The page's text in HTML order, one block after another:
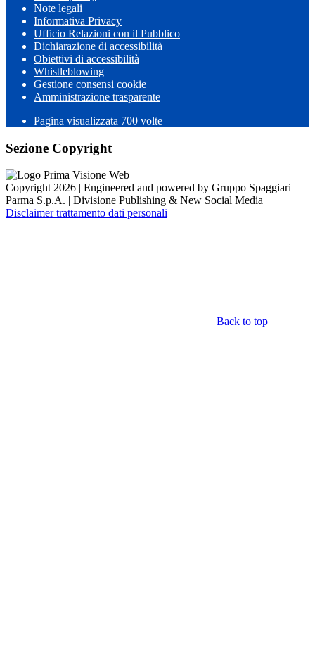
Note legali
Informativa Privacy
Ufficio Relazioni con il Pubblico
Dichiarazione di accessibilità
Obiettivi di accessibilità
Whistleblowing
Gestione consensi cookie
Amministrazione trasparente
Pagina visualizzata 700 volte
Sezione Copyright
Copyright 2026 | Engineered and powered by Gruppo Spaggiari
Parma S.p.A. | Divisione Publishing & New Social Media
Disclaimer trattamento dati personali
Back to top